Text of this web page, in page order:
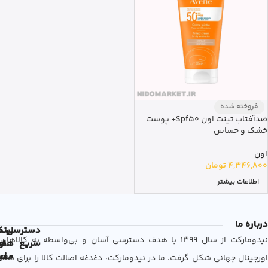
فروخته شده
ضدآفتاب تینت اون Spf50+ پوست
خشک و حساس
اون
4,346,800تومان
اطلاعات بیشتر
درباره ما
نیدومارکت از سال 1399 با هدف دسترسی آسان و بی‌واسطه به کالاهای
اورجینال جهانی شکل گرفت. ما در نیدومارکت، دغدغه اصالت کالا را برای شما
دسترسی
سریع